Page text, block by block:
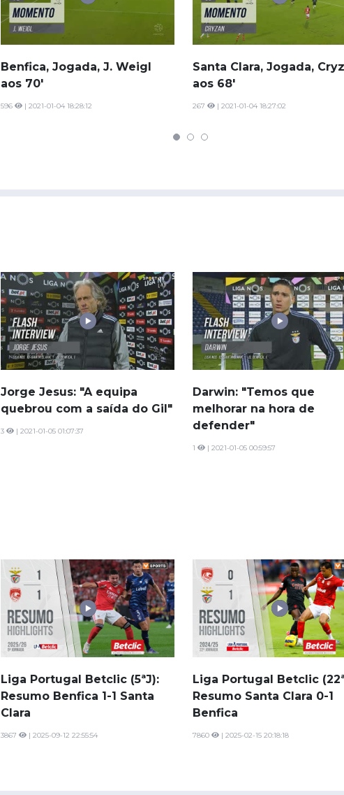
Benfica, Jogada, J. Weigl
aos 70'
596 | 2021-01-04 18:28:12
Santa Clara, Jogada,
aos 68'
267 | 2021-01-04 18:27:02
Jorge Jesus: "A equipa
quebrou com a saída do Gil"
3 | 2021-01-05 01:07:37
Darwin: "Temos que
melhorar na hora de
defender"
1 | 2021-01-05 00:59:57
Liga Portugal Betclic (5ªJ):
Resumo Benfica 1-1 Santa
Clara
3867 | 2025-09-12 22:55:54
Liga Portugal Betclic
Resumo Santa Clara 0-1
Benfica
7860 | 2025-02-15 20:18:18